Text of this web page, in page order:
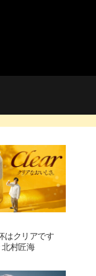
はクリアです
村匠海